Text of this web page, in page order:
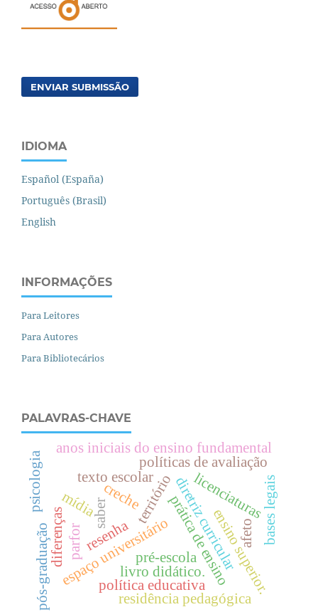
ENVIAR SUBMISSÃO
IDIOMA
Español (España)
Português (Brasil)
English
INFORMAÇÕES
Para Leitores
Para Autores
Para Bibliotecários
PALAVRAS-CHAVE
resenha
territóriodiretriz curricular
prática de ensino
texto escolar
políticas de avaliação
espaço universitário
pós-graduação
saber
anos iniciais do ensino fundamental
política educativa
mídia
residência pedagógica
livro didático.
licenciaturas
parfor pré-escola
creche bases legais
psicologia
e
n
s
i
n
o
s
u
p
e
r
i
o
r
.
diferenças afeto